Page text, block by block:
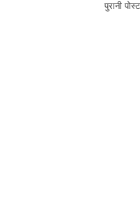
पुरानी पोस्ट